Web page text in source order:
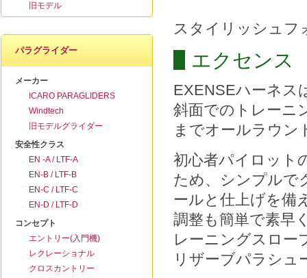
旧モデル
パラグライダー
メーカー
ICARO PARAGLIDERS
Windtech
旧モデルグライダー
安全性クラス
EN -A / LTF-A
EN-B / LTF-B
EN-C / LTF-C
EN-D / LTF-D
コンセプト
エントリー(入門機)
レクレーショナル
クロスカントリー
スタイリッシュフ
エクセンス
EXENSEハーネス
斜面でのトレーニ
までオールラウン
初心者パイロット
ため、シンプルで
ールと仕上げを備
調整も簡単で素早
レーニングスロー
リザーブパラシュ